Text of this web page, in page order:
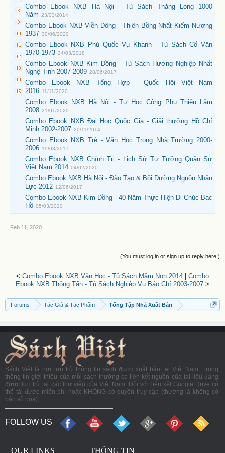
Combo Ebook NXB Hà Nội - Tủ Sách Thăng Long 1000
Năm 23/03/2014
Combo Ebook NXB Viễn Đông - Thiên Bồng Nhất Kiếm Nương
1937 30/06/2020
Combo Ebook NXB Phủ Quốc Vụ Khanh - Tủ Sách Cổ Văn
1970-1973 24/03/2018
Combo Ebook NXB Kim Đồng - Tủ Sách Hướng Nghiệp Nhất
Nghệ Tinh 2007-2009 28/06/2017
Combo Ebook NXB Tổng Hợp - Quốc Hội Việt Nam
2016 11/11/2020
Combo Ebook NXB Hà Nội - Tự Học Công Phu Thiếu Lâm
2008 21/01/2020
Combo Ebook NXB Đại Học Quốc Gia - Giải thưởng Hồ Chí
Minh 2002-2007 20/11/2014
Combo Ebook NXB Trẻ - Văn Học Trong Nhà Trường 2000-
2006 19/08/2017
Combo Ebook NXB Chính Trị - Lịch Sử Tư Tưởng Quân Sự
Việt Nam 2014 04/02/2020
Combo Ebook NXB Hà Nội - Đào Tạo & Bồi Dưỡng Nguồn Nhân
Lực 2012 12/06/2017
Combo Ebook NXB Kim Đồng - 40 Năm Thực Hiện Di Chúc Bác
Hồ 05/03/2020
Feb 11, 2020
(You must log in or sign up to reply here.)
< Combo Ebook NXB Văn Học - Tủ Sách Mầm Non 2014
Combo
Ebook NXB Thông Tấn - Tủ Sách Nghiệp Vụ Báo Chí 2003-2007 >
Forums Tác Giả & Tác Phẩm Tổng Tập Nhà Xuất Bản
Sách Việt là nơi lưu trữ thông tin sách được xuất bản tại Việt Nam. Trong
thông tin giới thiệu của mỗi sách thường có liên kết nguồn của tài liệu đang
được lưu trữ tại các thư viện của Việt Nam. Đối với liên kết Google Drive có
thể tải được miễn phí hoặc KHÔNG có quyền truy cập (thường là không có
bản số hóa).
FOLLOW US
OUR LINKS THÔNG TIN